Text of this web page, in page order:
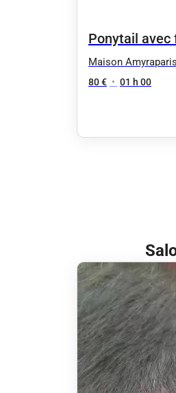
Ponytail avec
Maison Amyraparis
80 € • 01 h 00